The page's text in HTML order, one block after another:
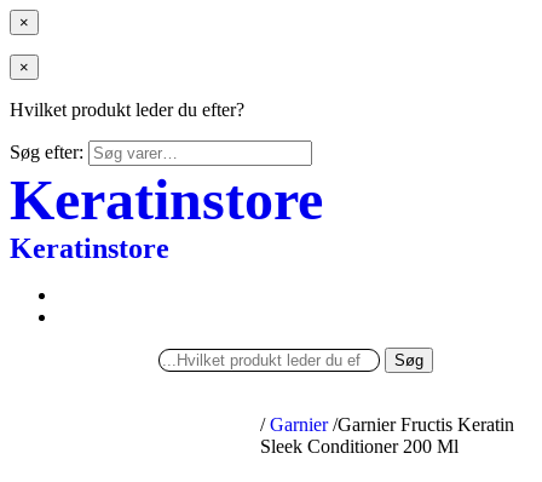
×
×
Hvilket produkt leder du efter?
Søg efter:
Keratinstore
Keratinstore
Søg
/ Garnier /Garnier Fructis Keratin
Sleek Conditioner 200 Ml